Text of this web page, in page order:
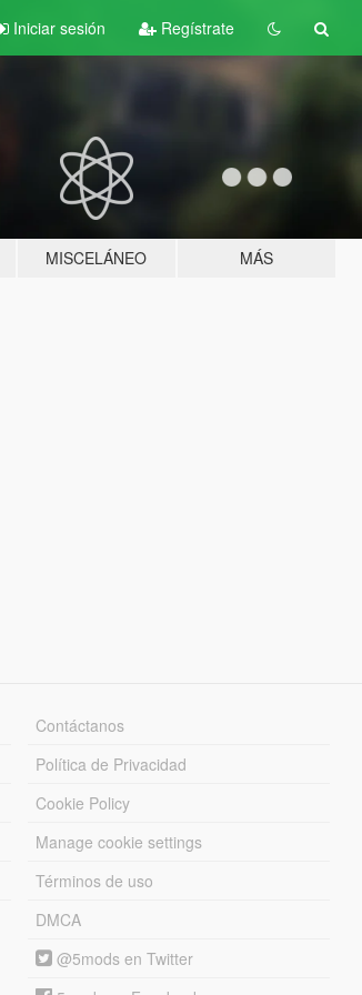
Iniciar sesión Regístrate
MISCELÁNEO MÁS
Contáctanos
Política de Privacidad
Cookie Policy
Manage cookie settings
Términos de uso
DMCA
@5mods en Twitter